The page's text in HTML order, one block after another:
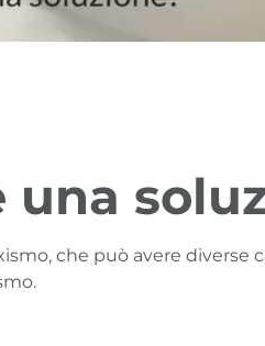
che può avere diverse